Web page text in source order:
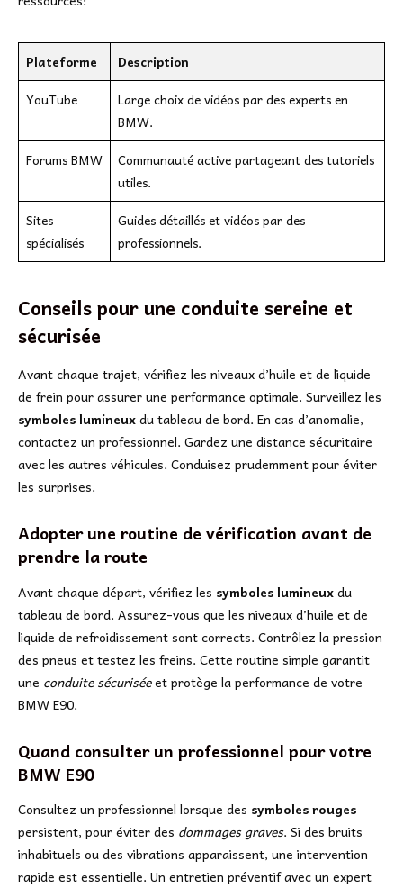
Plateforme
Description
YouTube
Large choix de vidéos par des experts en
BMW.
Forums BMW
Communauté active partageant des tutoriels
utiles.
Sites
spécialisés
Guides détaillés et vidéos par des
professionnels.
Conseils pour une conduite sereine et
sécurisée
Avant chaque trajet, vérifiez les niveaux d’huile et de liquide
de frein pour assurer une performance optimale. Surveillez les
symboles lumineuxdu tableau de bord. En cas d’anomalie,
contactez un professionnel. Gardez une distance sécuritaire
avec les autres véhicules. Conduisez prudemment pour éviter
les surprises.
Adopter une routine de vérification avant de
prendre la route
Avant chaque départ, vérifiez les symboles lumineuxdu
tableau de bord. Assurez-vous que les niveaux d’huile et de
liquide de refroidissement sont corrects. Contrôlez la pression
des pneus et testez les freins. Cette routine simple garantit
une conduite sécuriséeet protège la performance de votre
BMW E90.
Quand consulter un professionnel pour votre
BMW E90
Consultez un professionnel lorsque des symboles rouges
persistent, pour éviter des dommages graves. Si des bruits
inhabituels ou des vibrations apparaissent, une intervention
rapide est essentielle. Un entretien préventif avec un expert